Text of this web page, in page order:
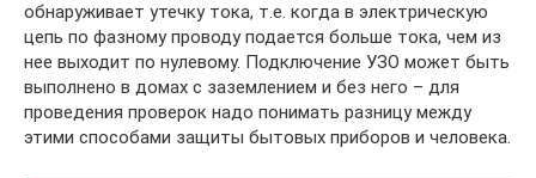
обнаруживает утечку тока, т.е. когда в электрическую
цепь по фазному проводу подается больше тока, чем из
нее выходит по нулевому. Подключение УЗО может быть
выполнено в домах с заземлением и без него – для
проведения проверок надо понимать разницу между
этими способами защиты бытовых приборов и человека.